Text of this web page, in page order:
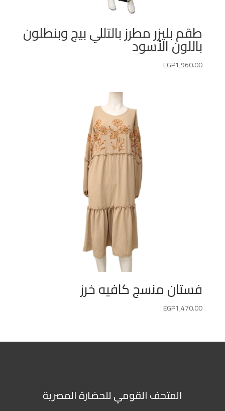
طقم بليزر مطرز بالتللي بيج وبنطلون
باللون الأسود
EGP1,960.00
فستان منسج كافيه خرز
EGP1,470.00
المتحف القومي للحضارة المصرية